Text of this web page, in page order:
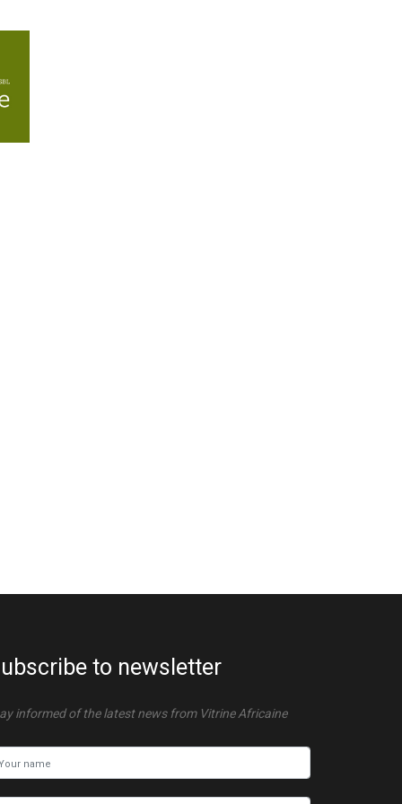
to newsletter
informed of the latest news from Vitrine Africaine